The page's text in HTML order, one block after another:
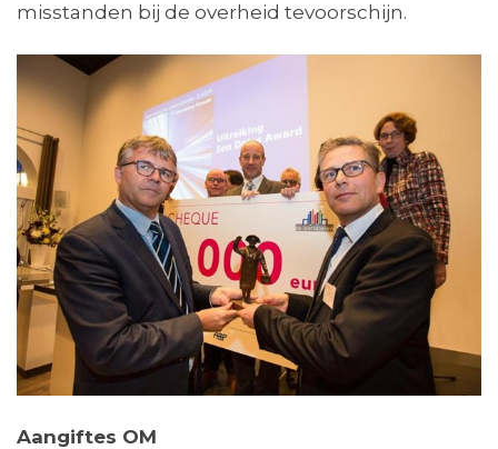
misstanden bij de overheid tevoorschijn.
Aangiftes OM